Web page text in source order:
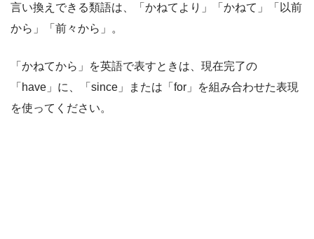
言い換えできる類語は、「かねてより」「かねて」「以前
から」「前々から」。
「かねてから」を英語で表すときは、現在完了の
「have」に、「since」または「for」を組み合わせた表現
を使ってください。